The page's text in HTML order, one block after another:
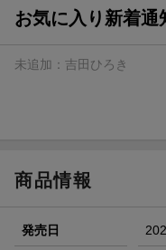
が当たる
【楽天24】日用品の
【楽天ミュージック
お気に入り新着通
未追加： 吉田ひろき
商品情報
発売日